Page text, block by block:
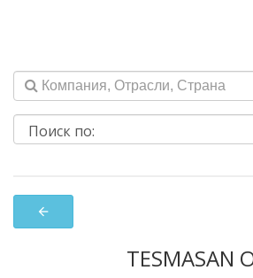
arrow_back
TESMASAN